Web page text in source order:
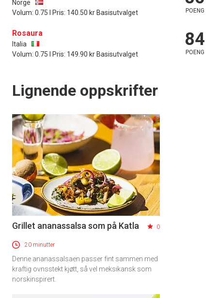
Norge
Volum: 0.75 l Pris: 140.50 kr Basisutvalget
POENG
Rosaura
Italia
Volum: 0.75 l Pris: 149.90 kr Basisutvalget
84
POENG
Lignende oppskrifter
Grillet ananassalsa som på Katla 0
20 minutter
Denne ananassalsaen passer fint sammen med
kraftig ovnsstekt kjøtt, så vel meksikansk som
norskinspirert.